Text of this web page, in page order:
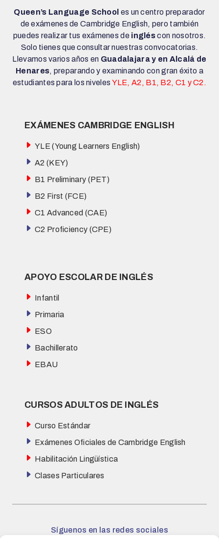
Queen’s Language School es un centro preparador
de exámenes de Cambridge English, pero también
puedes realizar tus exámenes de ingléscon nosotros.
Solo tienes que consultar nuestras convocatorias.
Llevamos varios años en Guadalajara y en Alcalá de
Henares, preparando y examinando con gran éxito a
estudiantes para los niveles YLE, A2, B1, B2, C1 y C2.
EXÁMENES CAMBRIDGE ENGLISH
YLE (Young Learners English)
A2 (KEY)
B1 Preliminary (PET)
B2 First (FCE)
C1 Advanced (CAE)
C2 Proficiency (CPE)
APOYO ESCOLAR DE INGLÉS
Infantil
Primaria
ESO
Bachillerato
EBAU
CURSOS ADULTOS DE INGLÉS
Curso Estándar
Exámenes Oficiales de Cambridge English
Habilitación Lingüística
Clases Particulares
Síguenos en las redes sociales